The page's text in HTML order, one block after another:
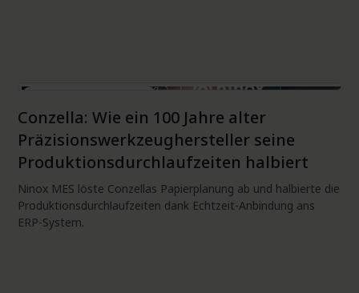
Conzella: Wie ein 100 Jahre alter
Präzisionswerkzeughersteller seine
Produktionsdurchlaufzeiten halbiert
Ninox MES löste Conzellas Papierplanung ab und halbierte die
Produktionsdurchlaufzeiten dank Echtzeit-Anbindung ans
ERP-System.